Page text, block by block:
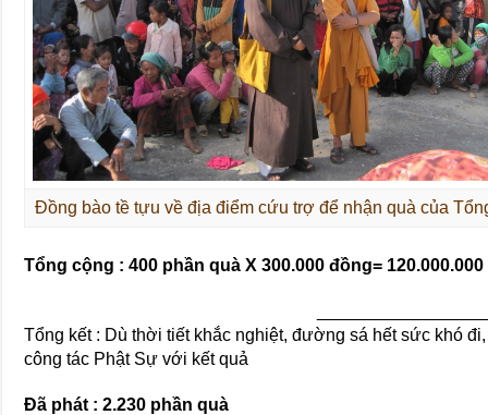
Đồng bào tề tựu về địa điểm cứu trợ để nhận quà của
Tổng cộng : 400 phần quà X 300.000 đồng=
Tổng kết : Dù thời tiết khắc nghiệt, đường sá hết sức khó
công tác Phật Sự với kết quả
Đã phát : 2.230 phần quà